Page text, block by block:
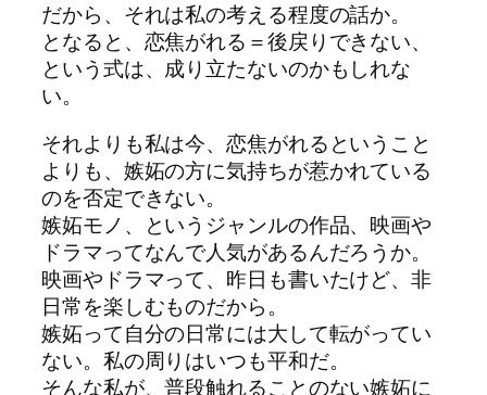
だから、それは私の考える程度の話か。
となると、恋焦がれる＝後戻りできない、
という式は、成り立たないのかもしれな
い。
それよりも私は今、恋焦がれるということ
よりも、嫉妬の方に気持ちが惹かれている
のを否定できない。
嫉妬モノ、というジャンルの作品、映画や
ドラマってなんで人気があるんだろうか。
映画やドラマって、昨日も書いたけど、非
日常を楽しむものだから。
嫉妬って自分の日常には大して転がってい
ない。私の周りはいつも平和だ。
そんな私が、普段触れることのない嫉妬に